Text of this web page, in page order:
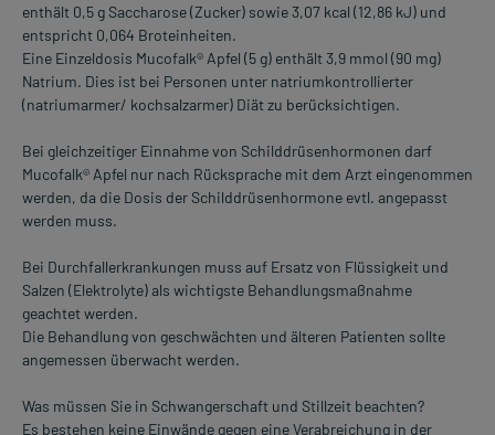
enthält 0,5 g Saccharose (Zucker) sowie 3,07 kcal (12,86 kJ) und
entspricht 0,064 Broteinheiten.
Eine Einzeldosis Mucofalk® Apfel (5 g) enthält 3,9 mmol (90 mg)
Natrium. Dies ist bei Personen unter natriumkontrollierter
(natriumarmer/ kochsalzarmer) Diät zu berücksichtigen.
Bei gleichzeitiger Einnahme von Schilddrüsenhormonen darf
Mucofalk® Apfel nur nach Rücksprache mit dem Arzt eingenommen
werden, da die Dosis der Schilddrüsenhormone evtl. angepasst
werden muss.
Bei Durchfallerkrankungen muss auf Ersatz von Flüssigkeit und
Salzen (Elektrolyte) als wichtigste Behandlungsmaßnahme
geachtet werden.
Die Behandlung von geschwächten und älteren Patienten sollte
angemessen überwacht werden.
Was müssen Sie in Schwangerschaft und Stillzeit beachten?
Es bestehen keine Einwände gegen eine Verabreichung in der